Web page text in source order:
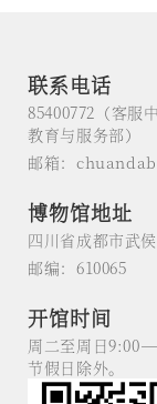
联系电话
85400772（客服
教育与服务部）
邮箱：
博物馆地址
四川省成都市武
邮编：610065
开馆时间
周二至周日
节假日除外。